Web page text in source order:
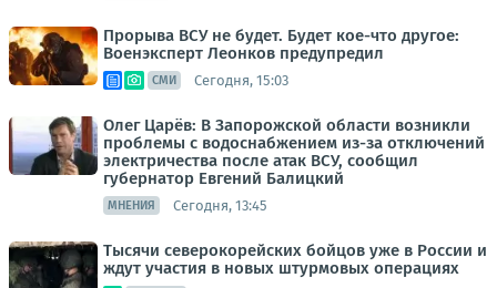
Прорыва ВСУ не будет. Будет кое-что другое:
Военэксперт Леонков предупредил
СМИ Сегодня, 15:03
Олег Царёв: В Запорожской области возникли
проблемы с водоснабжением из-за отключений
электричества после атак ВСУ, сообщил
губернатор Евгений Балицкий
МНЕНИЯ Сегодня, 13:45
Тысячи северокорейских бойцов уже в России и
ждут участия в новых штурмовых операциях